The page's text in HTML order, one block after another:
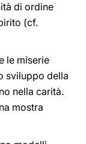
di ordine
(cf.
le miserie
sviluppo della
nella carità.
mostra